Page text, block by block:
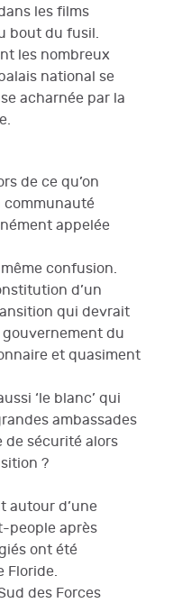
les films
bout du fusil.
les nombreux
national se
acharnée par la
de ce qu’on
communauté
appelée
confusion.
d’un
qui devrait
du
et quasiment
‘le blanc’ qui
ambassades
de sécurité alors
?
autour d’une
people après
ont été
Floride.
des Forces